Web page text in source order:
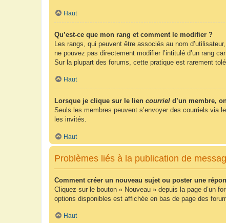
Haut
Qu’est-ce que mon rang et comment le modifier ?
Les rangs, qui peuvent être associés au nom
ne pouvez pas directement modifier l’intitulé d’un rang
Sur la plupart des forums, cette pratique est rarement
Haut
Lorsque je clique sur le lien courriel d’un membre,
Seuls les membres peuvent s’envoyer des courriels via
les invités.
Haut
Problèmes liés à la publication de
Comment créer un nouveau sujet ou poster une
Cliquez sur le bouton « Nouveau » depuis la page d’un
options disponibles est affichée en bas de page des
Haut